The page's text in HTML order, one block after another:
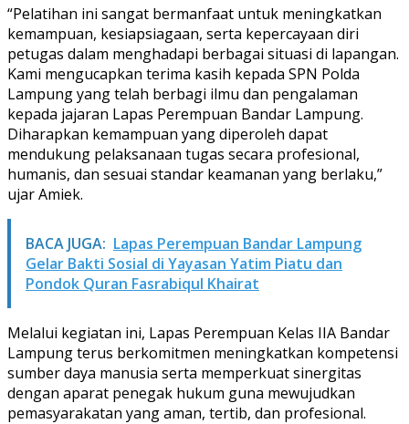
“Pelatihan ini sangat bermanfaat untuk meningkatkan
kemampuan, kesiapsiagaan, serta kepercayaan diri
petugas dalam menghadapi berbagai situasi di lapangan.
Kami mengucapkan terima kasih kepada SPN Polda
Lampung yang telah berbagi ilmu dan pengalaman
kepada jajaran Lapas Perempuan Bandar Lampung.
Diharapkan kemampuan yang diperoleh dapat
mendukung pelaksanaan tugas secara profesional,
humanis, dan sesuai standar keamanan yang berlaku,”
ujar Amiek.
BACA JUGA: Lapas Perempuan Bandar Lampung
Gelar Bakti Sosial di Yayasan Yatim Piatu dan
Pondok Quran Fasrabiqul Khairat
Melalui kegiatan ini, Lapas Perempuan Kelas IIA Bandar
Lampung terus berkomitmen meningkatkan kompetensi
sumber daya manusia serta memperkuat sinergitas
dengan aparat penegak hukum guna mewujudkan
pemasyarakatan yang aman, tertib, dan profesional.